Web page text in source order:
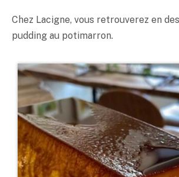
Chez Lacigne, vous retrouverez en
pudding au potimarron.